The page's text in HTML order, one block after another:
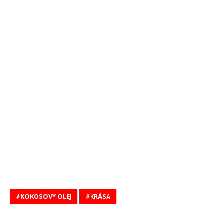
KOKOSOVÝ OLEJ KRÁSA